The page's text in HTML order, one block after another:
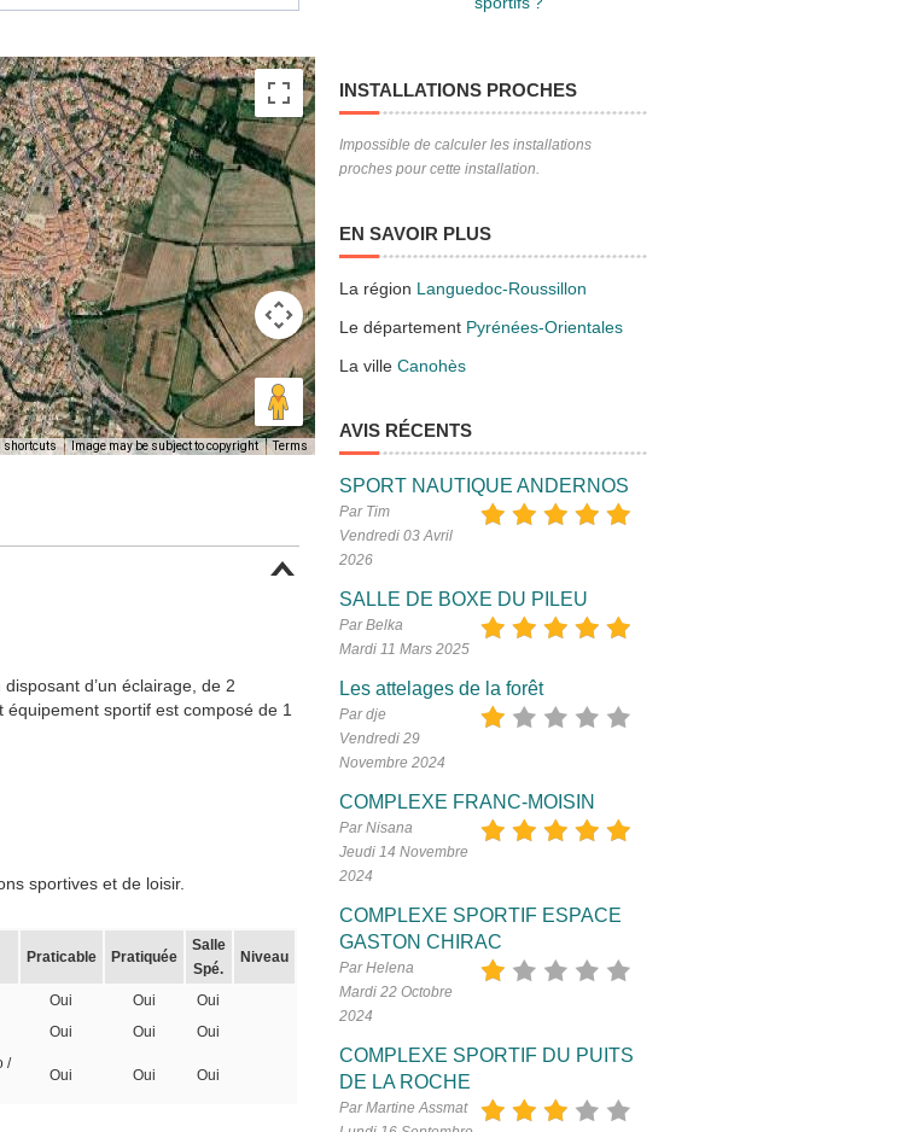
shortcuts Image may be subject to copyright Terms
d’un éclairage, de 2
sportif est composé de 1
sportives et de loisir.
Praticable Pratiquée
Salle
Spé.
Niveau
Oui Oui
Oui
Oui Oui
Oui
/
Oui Oui Oui
INSTALLATIONS PROCHES
Impossible de calculer les installations
proches pour cette installation.
EN SAVOIR PLUS
La région Languedoc-Roussillon
Le département Pyrénées-Orientales
La ville Canohès
AVIS RÉCENTS
SPORT NAUTIQUE ANDERNOS
Par Tim
Vendredi 03 Avril
2026
SALLE DE BOXE DU PILEU
Par Belka
Mardi 11 Mars 2025
Les attelages de la forêt
Par dje
Vendredi 29
Novembre 2024
COMPLEXE FRANC-MOISIN
Par Nisana
Jeudi 14 Novembre
2024
COMPLEXE SPORTIF ESPACE
GASTON CHIRAC
Par Helena
Mardi 22 Octobre
2024
COMPLEXE SPORTIF DU PUITS
DE LA ROCHE
Par Martine Assmat